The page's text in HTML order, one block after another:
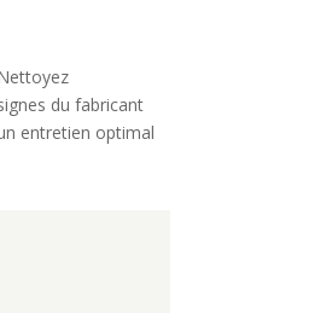
du fabricant
entretien optimal